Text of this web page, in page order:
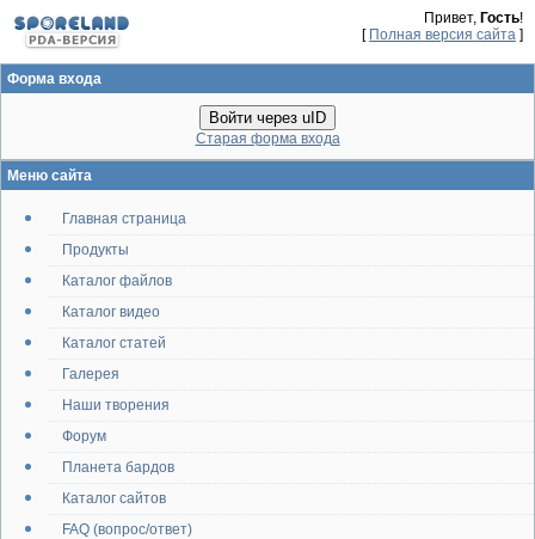
Привет, Гость!
[ Полная версия сайта ]
Форма входа
Войти через uID
Старая форма входа
Меню сайта
Главная страница
Продукты
Каталог файлов
Каталог видео
Каталог статей
Галерея
Наши творения
Форум
Планета бардов
Каталог сайтов
FAQ (вопрос/ответ)